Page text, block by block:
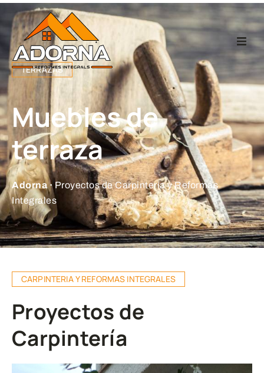
Home
Carpintería
Reformas
Proyectos
Empresa
Contacto
TERRAZAS
Muebles de
terraza
Adorna ·Proyectos de Carpintería y Reformas
Integrales
CARPINTERIA Y REFORMAS INTEGRALES
Proyectos de
Carpintería